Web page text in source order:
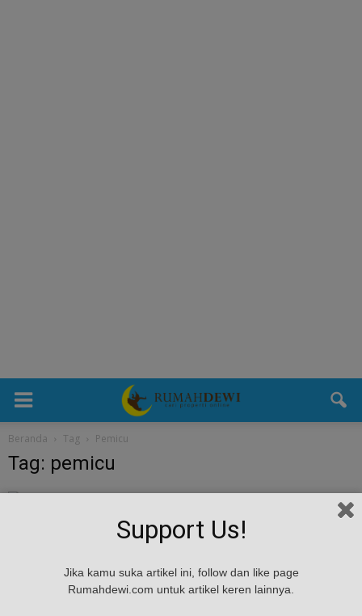
Beranda Tag Pemicu
Tag: pemicu
Sayuran Pemicu Asam Lambung
Sayuran Pemicu Asam Lambung - Secara umum sayuran memiliki
kandungan yang baik yang berguna untuk kesehatan tubuh. Namun,
Support Us!
Jika kamu suka artikel ini, follow dan like page
Rumahdewi.com untuk artikel keren lainnya.